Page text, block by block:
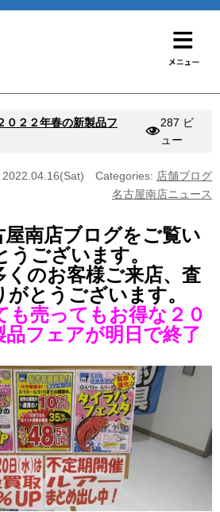
０２２年春の新製品フ
287 ビ
ュー
2022.04.16(Sat) Categories: 店舗ブログ
名古屋南店ニュース
南店ブログをご覧い
ございます。
くのお客様ご来店、査
とうございます。
も売ってもお得な２０
品フェアが明日で終了